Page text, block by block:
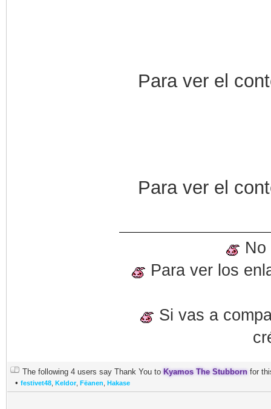
Para ver el
Para ver el
No
Para ver los
Si vas a
The following 4 users say Thank You to Kyamos The Stubborn for
• festivet48 Keldor, Fëanen Hakase